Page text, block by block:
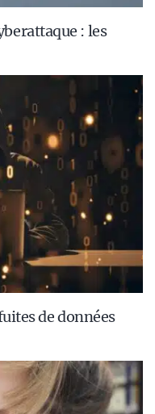
: les
de données